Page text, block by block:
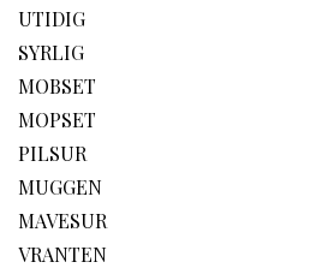
UTIDIG
SYRLIG
MOBSET
MOPSET
PILSUR
MUGGEN
MAVESUR
VRANTEN